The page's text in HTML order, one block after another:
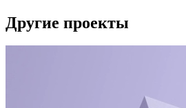
Другие проекты